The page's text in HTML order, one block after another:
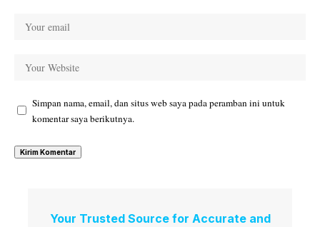
Simpan nama, email, dan situs web saya pada peramban ini untuk
komentar saya berikutnya.
Your Trusted Source for Accurate and